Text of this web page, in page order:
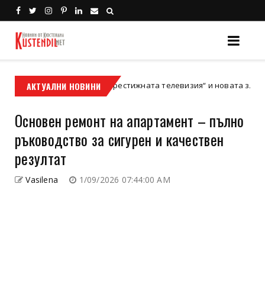
АКТУАЛНИ НОВИНИ
Залезът на „Престижната телевизия“ и новата златна ера на
Основен ремонт на апартамент – пълно
ръководство за сигурен и качествен
резултат
Vasilena 1/09/2026 07:44:00 AM